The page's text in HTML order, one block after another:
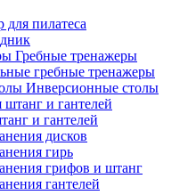
пилатеса
Гребные тренажеры
гребные тренажеры
Инверсионные столы
и гантелей
дисков
гирь
грифов и штанг
гантелей